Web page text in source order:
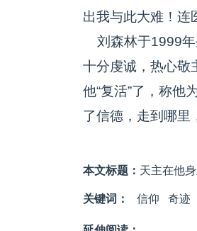
出我与此大难！连
刘森林于1999年
十分虔诚，热心敬
他“复活”了，称他
了信德，走到哪里
本文标题： 天主在他
关键词： 信仰 奇迹